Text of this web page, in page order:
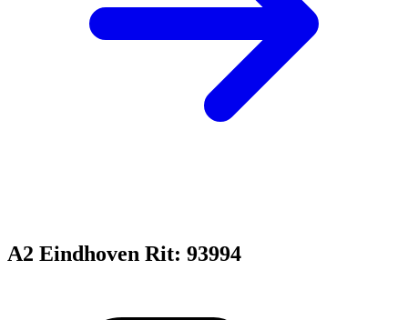
A2 Eindhoven Rit: 93994